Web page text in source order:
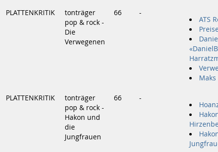
PLATTENKRITIK
tonträger
pop & rock -
Die
Verwegenen
66 -
ATS
PLATTENKRITIK
tonträger
pop & rock -
Hakon und
die
Jungfrauen
66 -